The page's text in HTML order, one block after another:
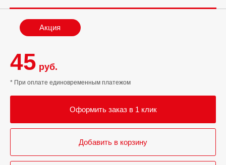
Акция
45 руб.
* При оплате единовременным платежом
Оформить заказ в 1 клик
Добавить в корзину